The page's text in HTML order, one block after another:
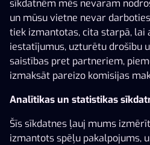
40 Burning Hot Buy Bonus
Mystic Tiger
Bear Crazy Golden
sīkdatnēm mēs nevaram
un mūsu vietne nevar
tiek izmantotas, cita starpā, lai
iestatījumus, uzturētu drošību
saistības pret partneriem,
izmaksāt pareizo komisijas
Analītikas un statistikas
Šīs sīkdatnes ļauj mums
izmantots spēļu pakalpojums,